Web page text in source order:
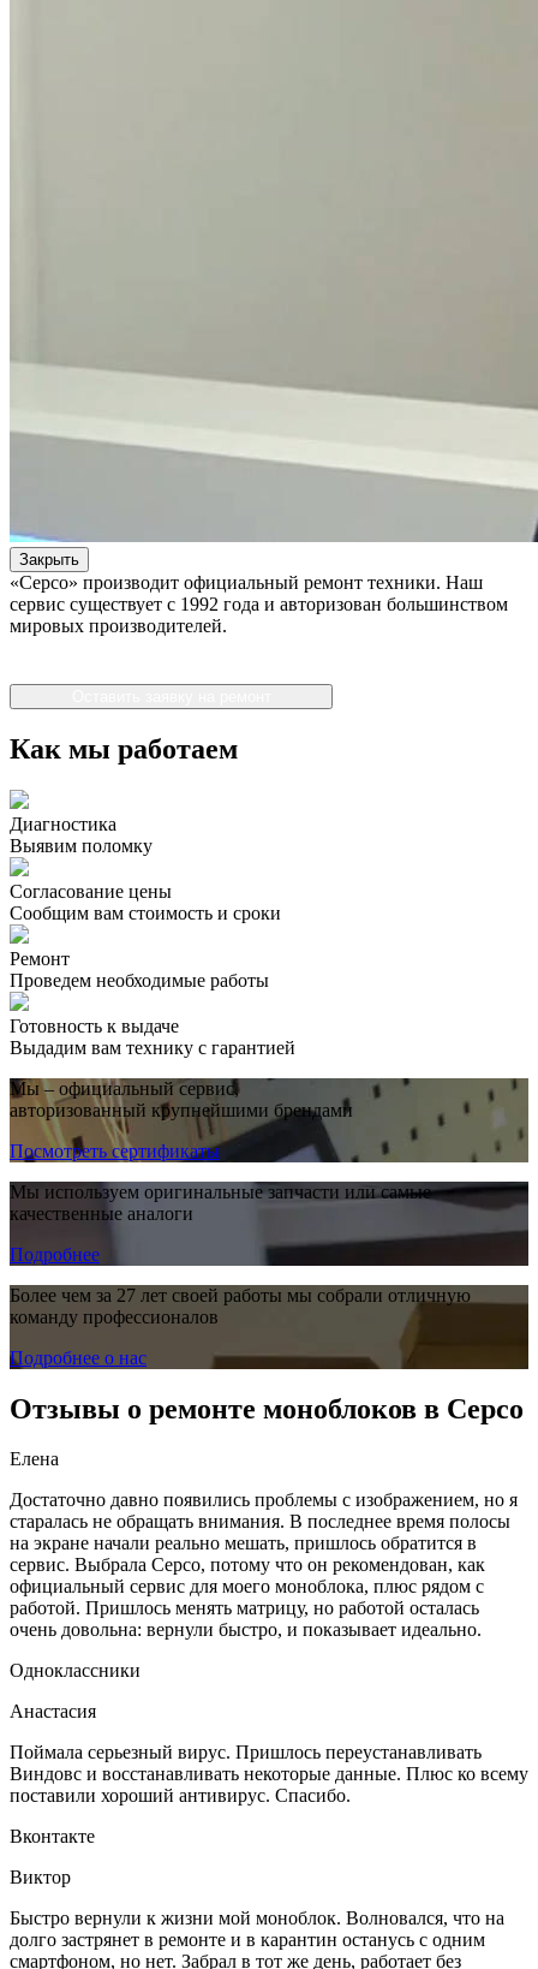
Закрыть
«Серсо» производит официальный ремонт техники. Наш
сервис существует с 1992 года и авторизован большинством
мировых производителей.
Как мы работаем
Диагностика
Выявим поломку
Согласование цены
Сообщим вам стоимость и сроки
Ремонт
Проведем необходимые работы
Готовность к выдаче
Выдадим вам технику с гарантией
Мы – официальный сервис,
авторизованный крупнейшими брендами
Посмотреть сертификаты
Мы используем оригинальные запчасти или самые
качественные аналоги
Подробнее
Более чем за 27 лет своей работы мы собрали отличную
команду профессионалов
Подробнее о нас
Отзывы о ремонте моноблоков в Серсо
Елена
Достаточно давно появились проблемы с изображением, но я
старалась не обращать внимания. В последнее время полосы
на экране начали реально мешать, пришлось обратится в
сервис. Выбрала Серсо, потому что он рекомендован, как
официальный сервис для моего моноблока, плюс рядом с
работой. Пришлось менять матрицу, но работой осталась
очень довольна: вернули быстро, и показывает идеально.
Одноклассники
Анастасия
Поймала серьезный вирус. Пришлось переустанавливать
Виндовс и восстанавливать некоторые данные. Плюс ко всему
поставили хороший антивирус. Спасибо.
Вконтакте
Виктор
Быстро вернули к жизни мой моноблок. Волновался, что на
долго застрянет в ремонте и в карантин останусь с одним
смартфоном, но нет. Забрал в тот же день, работает без